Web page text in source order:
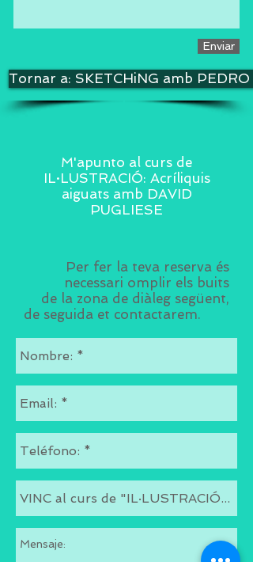
Enviar
Tornar a: SKETCHiNG amb PEDRO
M'apunto al curs de
IL·LUSTRACIÓ: Acríliquis
aiguats amb DAVID
PUGLIESE
Per fer la teva reserva és
necessari omplir els buits
de la zona de diàleg següent,
de seguida et contactarem.